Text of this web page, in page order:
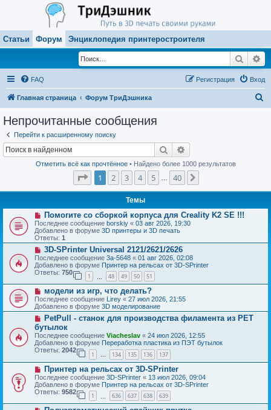
Статьи Форум Энциклопедия принтеростроителя
Поиск
FAQ Вход
Регистрация
Главная страница Форум ТриДэшника
Непрочитанные сообщения
Перейти к расширенному поиску
Поиск
Отметить всё как прочтённое• Найдено более 1000 результатов
Страница1 из
1 2 3 4 5 40
Темы
Н
о
в
о
е
с
о
о
б
е
н
и
е
Помогите со сборкой корпуса для Creality K2 SE !!!
Последнее сообщение borskiy « 03 авг 2026, 19:30
Добавлено в форуме 3D принтеры и 3D печать
Ответы: 1
Н
о
в
о
е
с
о
о
б
щ
е
н
и
е
3D-SPrinter Universal 2121/2621/2626
Последнее сообщение 3a-5648 « 01 авг 2026, 02:08
Добавлено в форуме Принтер на рельсах от 3D-SPrinter
Ответы: 750
1 48 49 50 51
Н
о
в
о
с
о
о
б
щ
е
и
е
модели из игр, что делать?
Последнее сообщение Lirey « 27 июл 2026, 21:55
Добавлено в форуме 3D моделирование
Н
в
о
е
с
о
б
щ
е
н
и
PetPull - cтанок для производства филамента из PET
бутылок
Последнее сообщение Viacheslav « 24 июл 2026, 12:55
Добавлено в форуме Переработка пластика из ПЭТ бутылок
Ответы: 2042
1 … 134 135 136 137
Н
о
в
о
е
с
Принтер на рельсах от 3D-SPrinter
Последнее сообщение 3D-SPrinter « 13 июл 2026, 09:04
Добавлено в форуме Принтер на рельсах от 3D-SPrinter
Ответы: 9582
1 636 637 638 639